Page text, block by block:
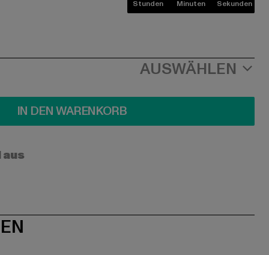
Stunden Minuten Sekunden
AUSWÄHLEN
IN DEN WARENKORB